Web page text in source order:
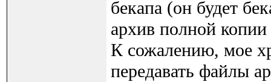
бекапа (он будет
архив полной
К сожалению, мое
передавать файлы